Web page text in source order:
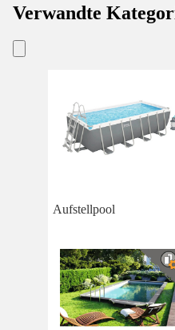
Verwandte
Aufstellpool